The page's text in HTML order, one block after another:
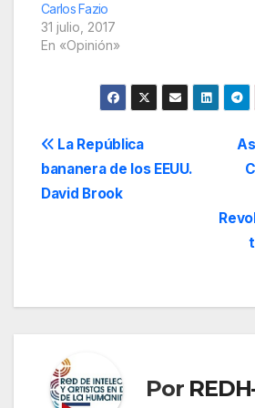
Carlos Fazio
31 julio, 2017
En «Opinión»
Navegación
de
La República
bananera de los EEUU.
David Brook
Por